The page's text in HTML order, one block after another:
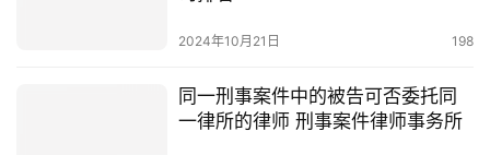
2024年10月21日 198
同一刑事案件中的被告可否委托同
一律所的律师 刑事案件律师事务所